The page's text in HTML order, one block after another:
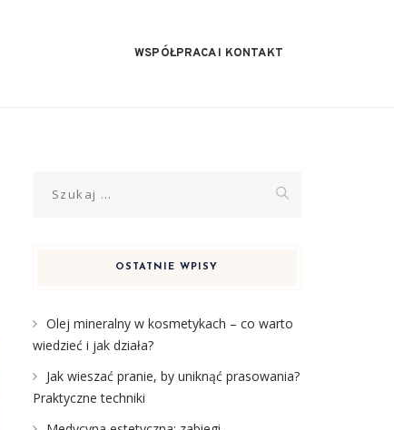
WSPÓŁPRACA I KONTAKT
OSTATNIE WPISY
Olej mineralny w kosmetykach – co warto
wiedzieć i jak działa?
Jak wieszać pranie, by uniknąć prasowania?
Praktyczne techniki